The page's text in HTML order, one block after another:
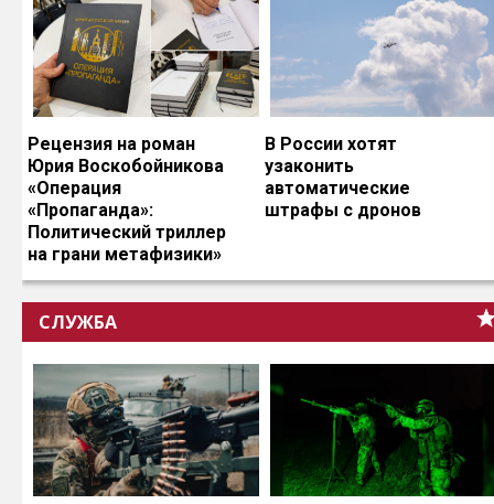
Рецензия на роман
Юрия Воскобойникова
«Операция
«Пропаганда»:
Политический триллер
на грани метафизики»
В России хотят
узаконить
автоматические
штрафы с дронов
СЛУЖБА